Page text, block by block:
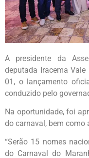
A presidente da
deputada Iracema Vale
01, o lançamento
conduzido pelo
Na oportunidade, foi
do carnaval, bem como
“Serão 15 nomes
do Carnaval do